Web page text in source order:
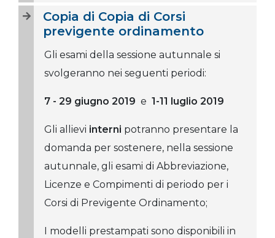
Copia di Copia di Corsi
previgente ordinamento
Gli esami della sessione autunnale si
svolgeranno nei seguenti periodi:
7 - 29 giugno 2019 e 1-11 luglio 2019
Gli allievi interni potranno presentare la
domanda per sostenere, nella sessione
autunnale, gli esami di Abbreviazione,
Licenze e Compimenti di periodo per i
Corsi di Previgente Ordinamento;
I modelli prestampati sono disponibili in